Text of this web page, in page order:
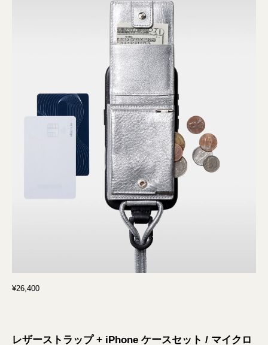
¥26,400
レザーストラップ + iPhone ケースセット / マイクロ